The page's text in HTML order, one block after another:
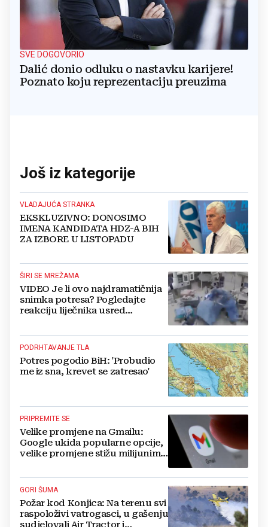
SVE DOGOVORIO
Dalić donio odluku o nastavku karijere!
Poznato koju reprezentaciju preuzima
Još iz kategorije
VLADAJUĆA STRANKA
EKSKLUZIVNO: DONOSIMO
IMENA KANDIDATA HDZ-A BIH
ZA IZBORE U LISTOPADU
ŠIRI SE MREŽAMA
VIDEO Je li ovo najdramatičnija
snimka potresa? Pogledajte
reakciju liječnika usred
PODRHTAVANJE TLA
Potres pogodio BiH: 'Probudio
me iz sna, krevet se zatresao'
PRIPREMITE SE
Velike promjene na Gmailu:
Google ukida popularne opcije,
velike promjene stižu milijunima
GORI ŠUMA
Požar kod Konjica: Na terenu svi
raspoloživi vatrogasci, u gašenju
sudjelovali Air Tractor i